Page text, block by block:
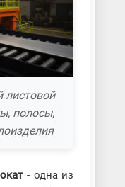
листовой
полосы,
- одна из